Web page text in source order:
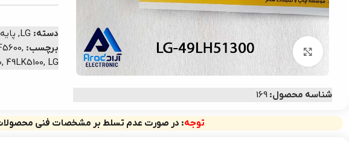
بزرگنمایی تصویر
شناسه محصول: 169
دسته: LG
,
برچسب: ,
, 49LK5100, LG
توجه: در صورت عدم تسلط بر مشخصات فنی